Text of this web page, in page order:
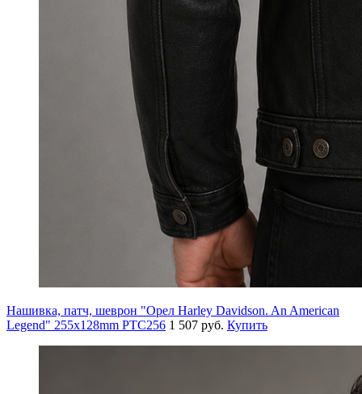
Нашивка, патч, шеврон "Орел Harley Davidson. An American
Legend" 255x128mm PTC256 1 507 руб. Купить